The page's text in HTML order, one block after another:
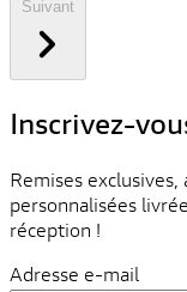
Inscrivez-
Remises
personnalisées
réception !
Adresse e-mail